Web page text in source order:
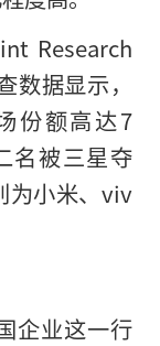
Research
据显示，
份额高达7
名被三星夺
为小米、viv
企业这一行